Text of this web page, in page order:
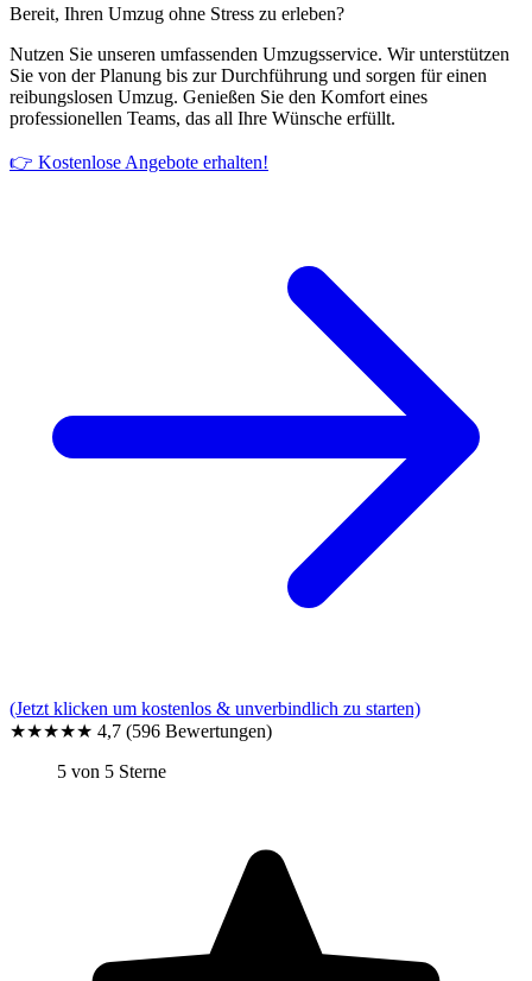
Bereit, Ihren Umzug ohne Stress zu erleben?
Nutzen Sie unseren umfassenden Umzugsservice. Wir unterstützen
Sie von der Planung bis zur Durchführung und sorgen für einen
reibungslosen Umzug. Genießen Sie den Komfort eines
professionellen Teams, das all Ihre Wünsche erfüllt.
👉 Kostenlose Angebote erhalten!
(Jetzt klicken um kostenlos & unverbindlich zu starten)
★★★★★ 4,7 (596 Bewertungen)
5 von 5 Sterne